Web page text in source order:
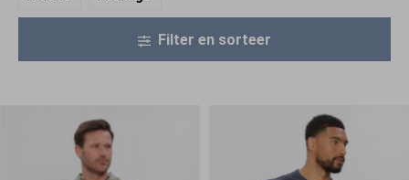
Filter en sorteer